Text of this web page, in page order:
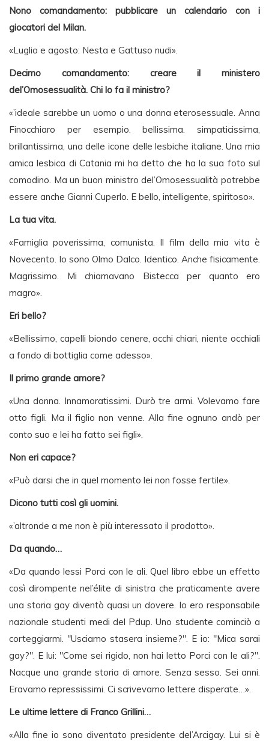
Nono comandamento: pubblicare un calendario con i
giocatori del Milan.
«Luglio e agosto: Nesta e Gattuso nudi».
Decimo comandamento: creare il ministero
del’Omosessualità. Chi lo fa il ministro?
«’ideale sarebbe un uomo o una donna eterosessuale. Anna
Finocchiaro per esempio. bellissima. simpaticissima,
brillantissima, una delle icone delle lesbiche italiane. Una mia
amica lesbica di Catania mi ha detto che ha la sua foto sul
comodino. Ma un buon ministro del’Omosessualità potrebbe
essere anche Gianni Cuperlo. E bello, intelligente, spiritoso».
La tua vita.
«Famiglia poverissima, comunista. Il film della mia vita è
Novecento. Io sono Olmo Dalco. Identico. Anche fisicamente.
Magrissimo. Mi chiamavano Bistecca per quanto ero
magro».
Eri bello?
«Bellissimo, capelli biondo cenere, occhi chiari, niente occhiali
a fondo di bottiglia come adesso».
Il primo grande amore?
«Una donna. Innamoratissimi. Durò tre armi. Volevamo fare
otto figli. Ma il figlio non venne. Alla fine ognuno andò per
conto suo e lei ha fatto sei figli».
Non eri capace?
«Può darsi che in quel momento lei non fosse fertile».
Dicono tutti così gli uomini.
«’altronde a me non è più interessato il prodotto».
Da quando…
«Da quando lessi Porci con le ali. Quel libro ebbe un effetto
così dirompente nel’élite di sinistra che praticamente avere
una storia gay diventò quasi un dovere. Io ero responsabile
nazionale studenti medi del Pdup. Uno studente cominciò a
corteggiarmi. "Usciamo stasera insieme?". E io: "Mica sarai
gay?". E lui: "Come sei rigido, non hai letto Porci con le ali?".
Nacque una grande storia di amore. Senza sesso. Sei anni.
Eravamo repressissimi. Ci scrivevamo lettere disperate…».
Le ultime lettere di Franco Grillini…
«Alla fine io sono diventato presidente del’Arcigay. Lui si è